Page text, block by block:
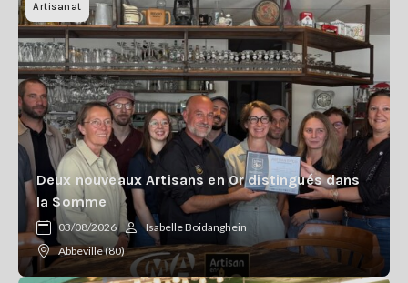
Artisanat
Deux nouveaux Artisans en Or distingués dans
la Somme
03/08/2026
Isabelle Boidanghein
Abbeville (80)